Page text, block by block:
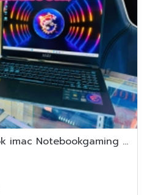
รับซื้อNotebook Macbook imac Notebookgaming ทุกรุ่นให้ราคาสูง